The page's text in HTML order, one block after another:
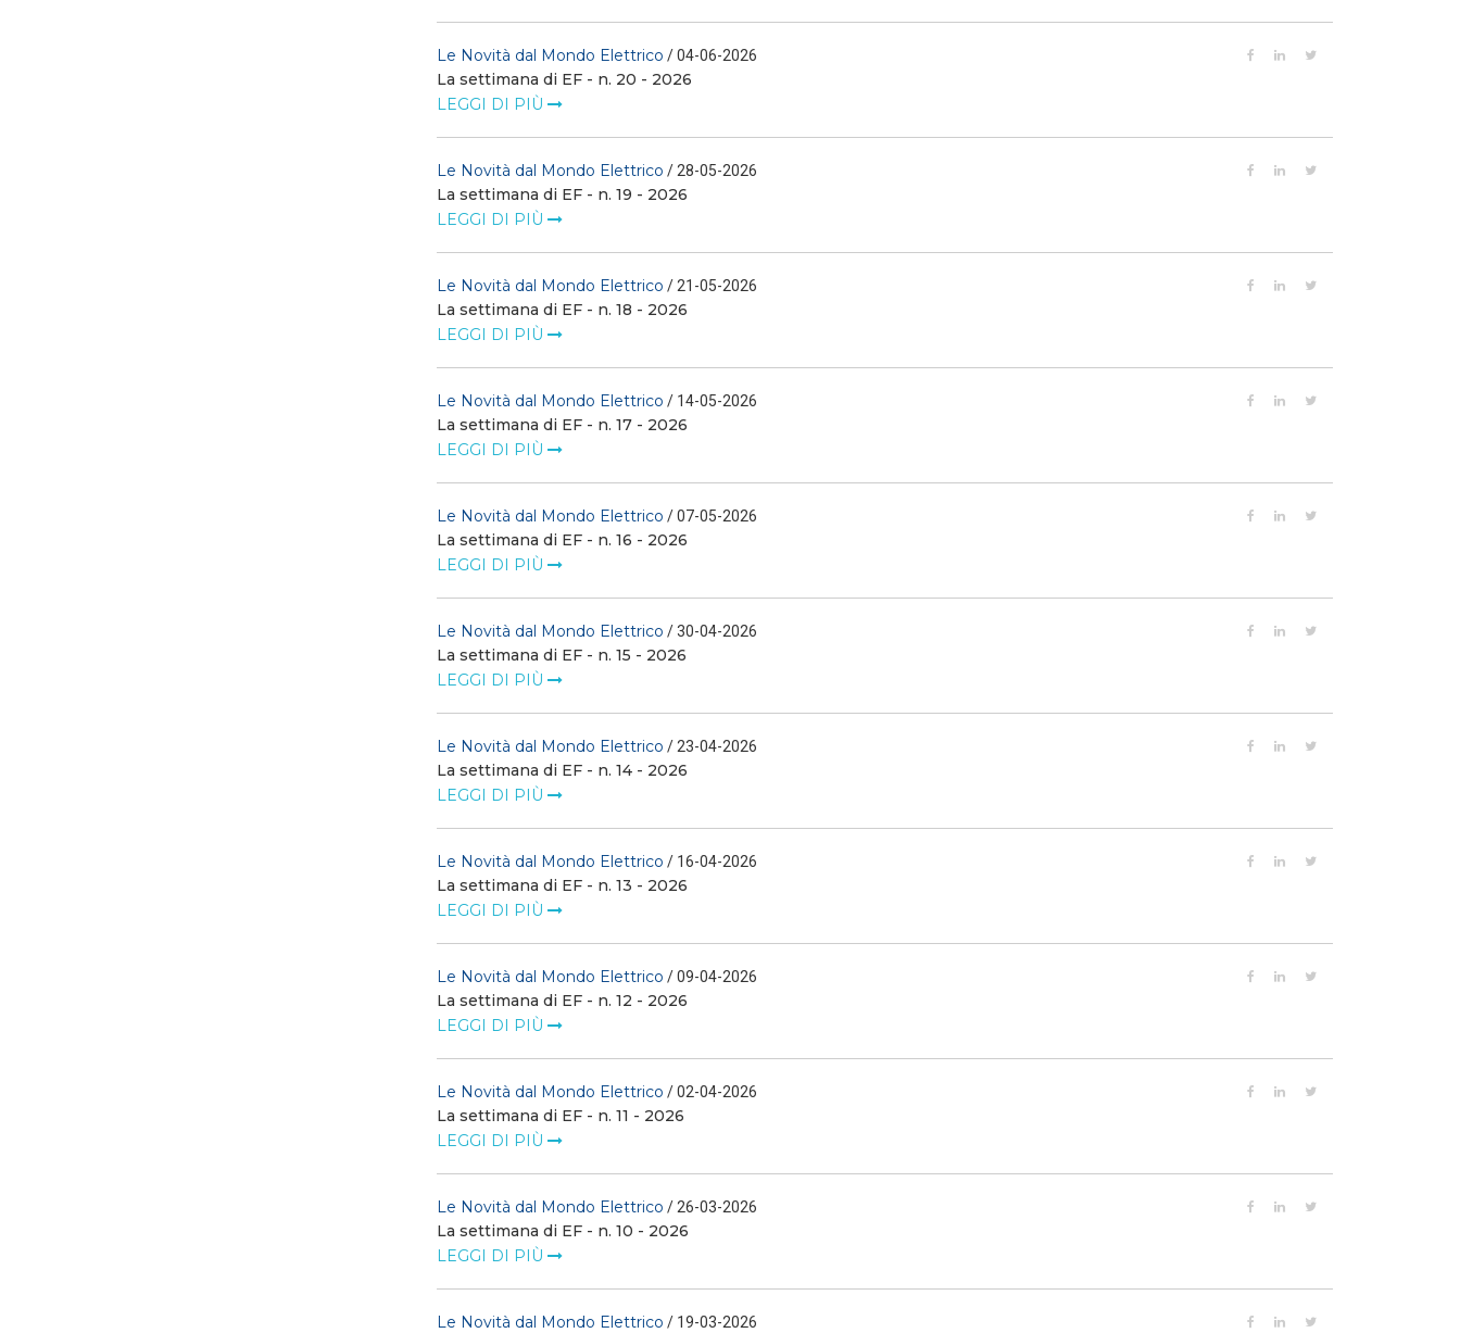
Le Novità dal Mondo Elettrico / 04-06-2026
La settimana di EF - n. 20 - 2026
LEGGI DI PIÙ
Le Novità dal Mondo Elettrico / 28-05-2026
La settimana di EF - n. 19 - 2026
LEGGI DI PIÙ
Le Novità dal Mondo Elettrico / 21-05-2026
La settimana di EF - n. 18 - 2026
LEGGI DI PIÙ
Le Novità dal Mondo Elettrico / 14-05-2026
La settimana di EF - n. 17 - 2026
LEGGI DI PIÙ
Le Novità dal Mondo Elettrico / 07-05-2026
La settimana di EF - n. 16 - 2026
LEGGI DI PIÙ
Le Novità dal Mondo Elettrico / 30-04-2026
La settimana di EF - n. 15 - 2026
LEGGI DI PIÙ
Le Novità dal Mondo Elettrico / 23-04-2026
La settimana di EF - n. 14 - 2026
LEGGI DI PIÙ
Le Novità dal Mondo Elettrico / 16-04-2026
La settimana di EF - n. 13 - 2026
LEGGI DI PIÙ
Le Novità dal Mondo Elettrico / 09-04-2026
La settimana di EF - n. 12 - 2026
LEGGI DI PIÙ
Le Novità dal Mondo Elettrico / 02-04-2026
La settimana di EF - n. 11 - 2026
LEGGI DI PIÙ
Le Novità dal Mondo Elettrico / 26-03-2026
La settimana di EF - n. 10 - 2026
LEGGI DI PIÙ
Le Novità dal Mondo Elettrico / 19-03-2026